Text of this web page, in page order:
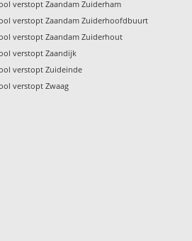
verstopt Zaandam Zuiderham
verstopt Zaandam Zuiderhoofdbuurt
verstopt Zaandam Zuiderhout
verstopt Zaandijk
verstopt Zuideinde
verstopt Zwaag